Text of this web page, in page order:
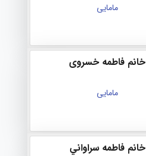
مامایی
خانم فاطمه خسروی
مامایی
خانم فاطمه سراواني